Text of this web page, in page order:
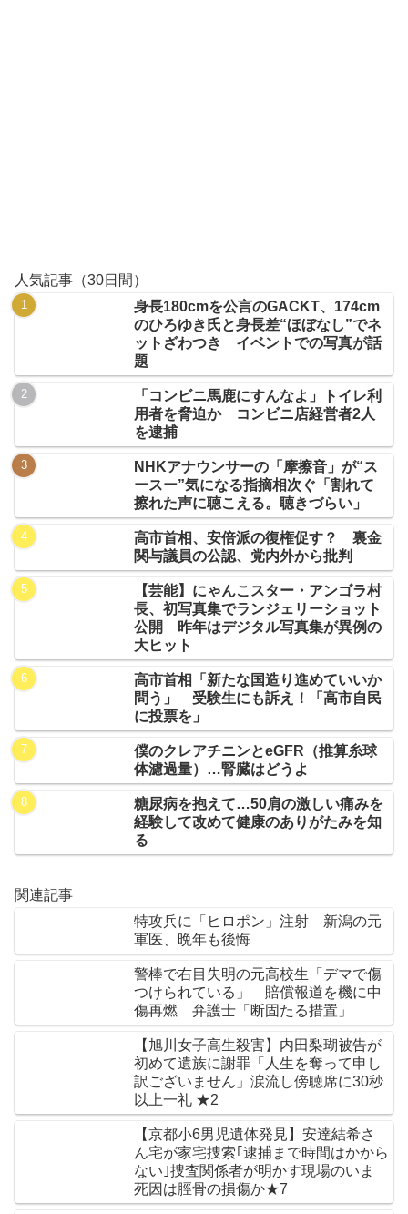
人気記事（30日間）
身長180cmを公言のGACKT、174cm
のひろゆき氏と身長差“ほぼなし”でネ
ットざわつき イベントでの写真が話
題
「コンビニ馬鹿にすんなよ」トイレ利
用者を脅迫か コンビニ店経営者2人
を逮捕
NHKアナウンサーの「摩擦音」が“ス
ースー”気になる指摘相次ぐ「割れて
擦れた声に聴こえる。聴きづらい」
高市首相、安倍派の復権促す？ 裏金
関与議員の公認、党内外から批判
【芸能】にゃんこスター・アンゴラ村
長、初写真集でランジェリーショット
公開 昨年はデジタル写真集が異例の
大ヒット
高市首相「新たな国造り進めていいか
問う」 受験生にも訴え！「高市自民
に投票を」
僕のクレアチニンとeGFR（推算糸球
体濾過量）…腎臓はどうよ
糖尿病を抱えて…50肩の激しい痛みを
経験して改めて健康のありがたみを知
る
関連記事
特攻兵に「ヒロポン」注射 新潟の元
軍医、晩年も後悔
警棒で右目失明の元高校生「デマで傷
つけられている」 賠償報道を機に中
傷再燃 弁護士「断固たる措置」
【旭川女子高生殺害】内田梨瑚被告が
初めて遺族に謝罪「人生を奪って申し
訳ございません」涙流し傍聴席に30秒
以上一礼 ★2
【京都小6男児遺体発見】安達結希さ
ん宅が家宅捜索｢逮捕まで時間はかから
ない｣捜査関係者が明かす現場のいま
死因は脛骨の損傷か★7